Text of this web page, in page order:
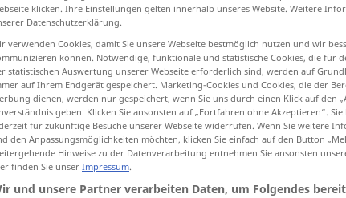
antippen)
klicken. Ihre Einstellungen gelten innerhalb unseres Website. Weitere
Datenschutzerklärung.
verwenden Cookies, damit Sie unsere Webseite bestmöglich nutzen und wir
können. Notwendige, funktionale und statistische Cookies, die für
statistischen Auswertung unserer Webseite erforderlich sind, werden auf
auf Ihrem Endgerät gespeichert. Marketing-Cookies und Cookies, die der
dienen, werden nur gespeichert, wenn Sie uns durch einen Klick auf den
geben. Klicken Sie ansonsten auf „Fortfahren ohne Akzeptieren“.
für zukünftige Besuche unserer Webseite widerrufen. Wenn Sie weitere
den Anpassungsmöglichkeiten möchten, klicken Sie einfach auf den Button
Hinweise zu der Datenverarbeitung entnehmen Sie ansonsten
finden Sie unser Impressum.
und unsere Partner verarbeiten Daten, um Folgendes